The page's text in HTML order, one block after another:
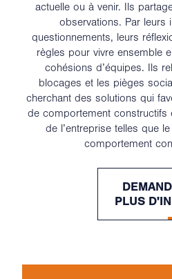
actuelle ou à venir. Ils
observations. Par leurs
questionnements, leurs
règles pour vivre ensemble
cohésions d’équipes. Ils
blocages et les pièges
cherchant des solutions qui
de comportement constructifs
de l’entreprise telles que
comportement
PLUS